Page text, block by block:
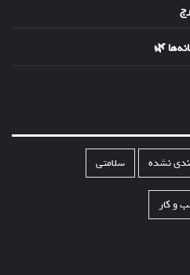
🌿
نشده سلامتی
و کار